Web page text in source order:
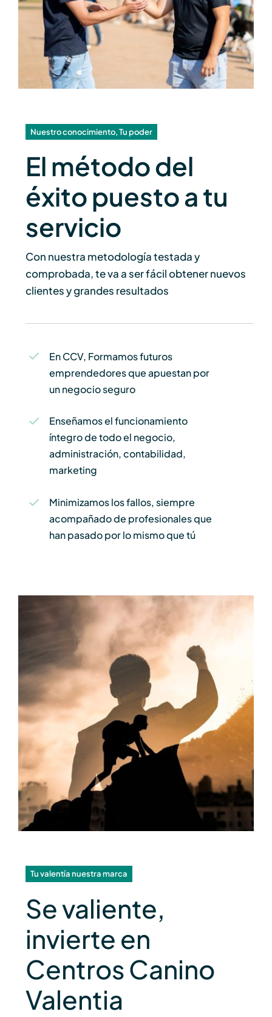
Nuestro conocimiento, Tu poder
El método del
éxito puesto a tu
servicio
Con nuestra metodología testada y
comprobada, te va a ser fácil obtener nuevos
clientes y grandes resultados
En CCV, Formamos futuros
emprendedores que apuestan por
un negocio seguro
Enseñamos el funcionamiento
íntegro de todo el negocio,
administración, contabilidad,
marketing
Minimizamos los fallos, siempre
acompañado de profesionales que
han pasado por lo mismo que tú
Tu valentía nuestra marca
Se valiente,
invierte en
Centros Canino
Valentia